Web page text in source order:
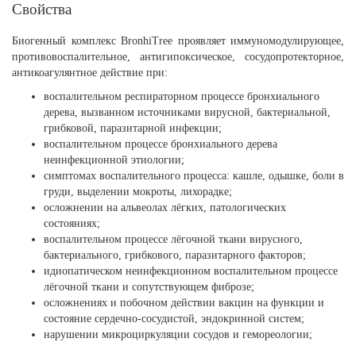
Свойства
Биогенный комплекс BronhiTree проявляет иммуномодулирующее,
противовоспалительное, антигипоксическое, сосудопротекторное,
антикоагулянтное действие при:
воспалительном респираторном процессе бронхиального
дерева, вызванном источниками вирусной, бактериальной,
грибковой, паразитарной инфекции;
воспалительном процессе бронхиального дерева
неинфекционной этиологии;
симптомах воспалительного процесса: кашле, одышке, боли в
груди, выделении мокроты, лихорадке;
осложнении на альвеолах лёгких, патологических
состояниях;
воспалительном процессе лёгочной ткани вирусного,
бактериального, грибкового, паразитарного факторов;
идиопатическом неинфекционном воспалительном процессе
лёгочной ткани и сопутствующем фиброзе;
осложнениях и побочном действии вакцин на функции и
состояние сердечно-сосудистой, эндокринной систем;
нарушении микроциркуляции сосудов и гемореологии;